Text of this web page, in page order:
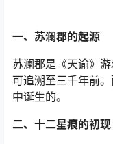
一、苏澜郡的起源
苏澜郡是《天谕》
可追溯至三千年前
中诞生的。
二、十二星痕的初现